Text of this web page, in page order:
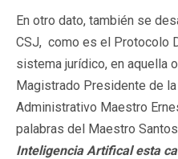
En otro dato, también se
CSJ, como es el Protocolo
sistema jurídico, en aquella
Magistrado Presidente de
Administrativo Maestro
palabras del Maestro Santos
Inteligencia Artifical esta